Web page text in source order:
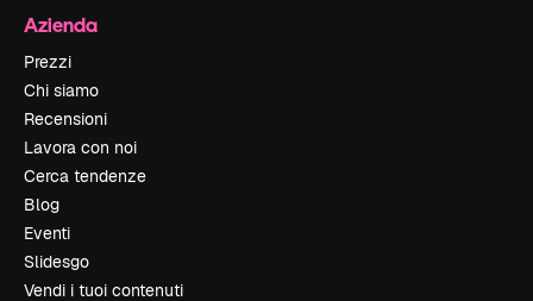
Azienda
Prezzi
Chi siamo
Recensioni
Lavora con noi
Cerca tendenze
Blog
Eventi
Slidesgo
Vendi i tuoi contenuti